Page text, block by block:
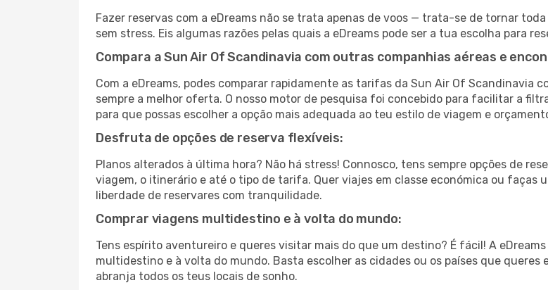
Fazer reservas com a eDreams não se trata apenas de voos — trata-se de tornar
sem stress. Eis algumas razões pelas quais a eDreams pode ser a tua escolha para
Compara a Sun Air Of Scandinavia com outras companhias aéreas e
Com a eDreams, podes comparar rapidamente as tarifas da Sun Air Of Scandinavia
sempre a melhor oferta. O nosso motor de pesquisa foi concebido para facilitar a
para que possas escolher a opção mais adequada ao teu estilo de viagem e
Desfruta de opções de reserva flexíveis:
Planos alterados à última hora? Não há stress! Connosco, tens sempre opções de
viagem, o itinerário e até o tipo de tarifa. Quer viajes em classe económica ou faças
liberdade de reservares com tranquilidade.
Comprar viagens multidestino e à volta do mundo:
Tens espírito aventureiro e queres visitar mais do que um destino? É fácil! A
multidestino e à volta do mundo. Basta escolher as cidades ou os países que
abranja todos os teus locais de sonho.